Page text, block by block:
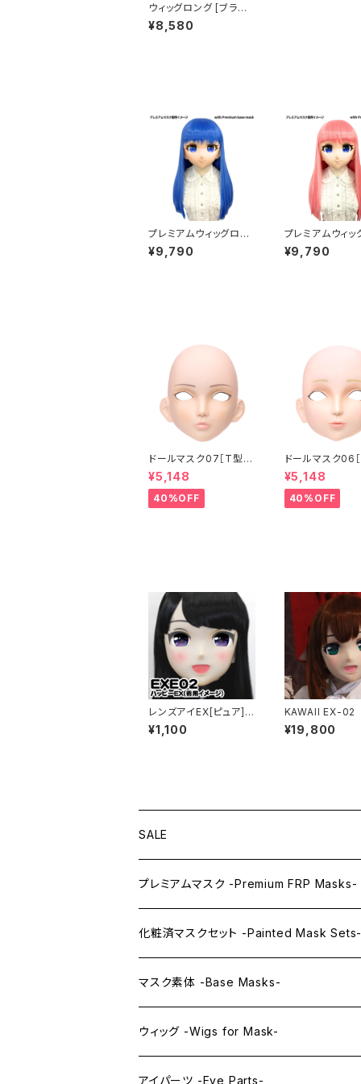
ウィッグロング [ブラウ
ン] Original Wig Lon
g Brown
¥8,580
プレミアムウィッグロン
グ [ブルー] Premium
Wig Long Blue
¥9,790
プレミアムウィッ
グ [ピンク]
Wig Long Pink
¥9,790
ドールマスク07［T型］
化粧目穴処理済 MASK
07 [DOLL T] Openin
g eye hole and mak
e up
¥5,148
40%OFF
ドールマスク06
化粧目穴処理
6 [DOLL K]
eye hole and
up
¥5,148
40%OFF
レンズアイEX[ピュア]パ
ープル Lens Eye EX
[PURE]purple
¥1,100
KAWAII EX-02
¥19,800
SALE
プレミアムマスク -Premium FRP Masks-
KAWAII PREMIUM Mask & Wig Sets
プレミアムマスク素体-Premium base
プレミアムウィッグ -Premium Wigs-
プレミアムレンズアイ -Premium Lens
化粧済マスクセット -Painted Mask
KAWAII EX series
KAWAII series
IDOL series
マスク素体 -Base Masks-
アニメマスク -Anime Masks-
ドールマスク -Doll Masks-
ウィッグ -Wigs for Mask-
ロング -Long-
アイパーツ -Eye Parts-